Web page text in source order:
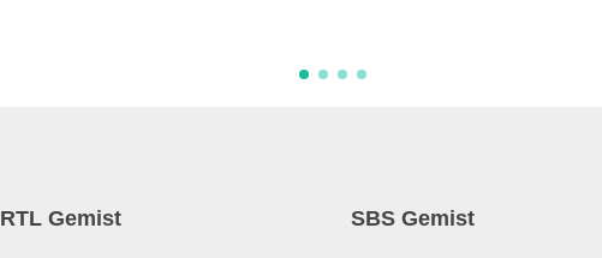
RTL Gemist SBS Gemist